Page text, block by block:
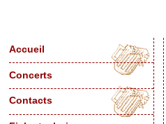
Accueil
Concerts
Contacts